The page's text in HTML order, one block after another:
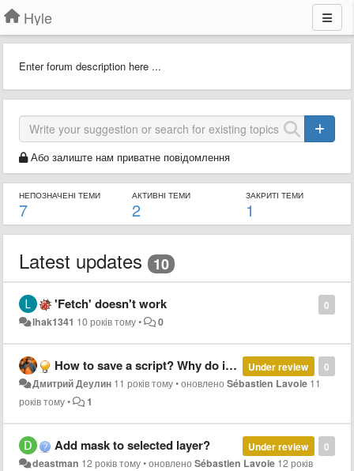
Hyle
Enter forum description here ...
Або залиште нам приватне повідомлення
НЕПОЗНАЧЕНІ ТЕМИ
7
АКТИВНІ ТЕМИ
2
ЗАКРИТІ ТЕМИ
1
Latest updates 10
0
'Fetch' doesn't work
lhak1341 10 років тому• 0
0
Under review
How to save a script? Why do it that does not speak?
Дмитрий Деулин 11 років тому•оновленоSébastien Lavoie 11
років тому• 1
0
Under review
Add mask to selected layer?
deastman 12 років тому•оновленоSébastien Lavoie 12 років